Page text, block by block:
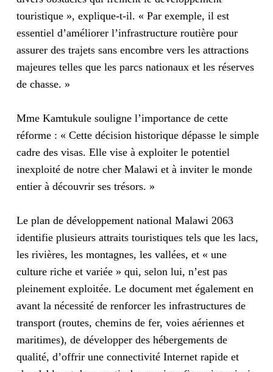
touristique », explique-t-il. « Par exemple, il est
essentiel d’améliorer l’infrastructure routière pour
assurer des trajets sans encombre vers les attractions
majeures telles que les parcs nationaux et les réserves
de chasse. »
Mme Kamtukule souligne l’importance de cette
réforme : « Cette décision historique dépasse le simple
cadre des visas. Elle vise à exploiter le potentiel
inexploité de notre cher Malawi et à inviter le monde
entier à découvrir ses trésors. »
Le plan de développement national Malawi 2063
identifie plusieurs attraits touristiques tels que les lacs,
les rivières, les montagnes, les vallées, et « une
culture riche et variée » qui, selon lui, n’est pas
pleinement exploitée. Le document met également en
avant la nécessité de renforcer les infrastructures de
transport (routes, chemins de fer, voies aériennes et
maritimes), de développer des hébergements de
qualité, d’offrir une connectivité Internet rapide et